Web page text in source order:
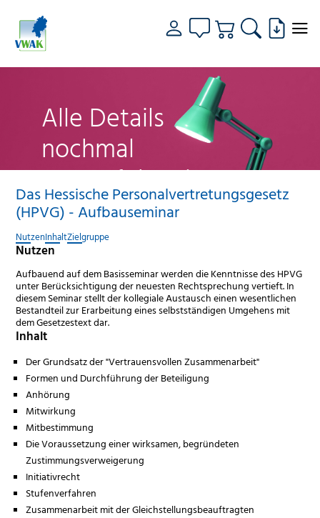
Alle Details
nochmal
genau fokussiert
Das Hessische Personalvertretungsgesetz
(HPVG) - Aufbauseminar
NutzenInhaltZielgruppe
Nutzen
Aufbauend auf dem Basisseminar werden die Kenntnisse des HPVG
unter Berücksichtigung der neuesten Rechtsprechung vertieft. In
diesem Seminar stellt der kollegiale Austausch einen wesentlichen
Bestandteil zur Erarbeitung eines selbstständigen Umgehens mit
dem Gesetzestext dar.
Inhalt
Der Grundsatz der "Vertrauensvollen Zusammenarbeit"
Formen und Durchführung der Beteiligung
Anhörung
Mitwirkung
Mitbestimmung
Die Voraussetzung einer wirksamen, begründeten
Zustimmungsverweigerung
Initiativrecht
Stufenverfahren
Zusammenarbeit mit der Gleichstellungsbeauftragten